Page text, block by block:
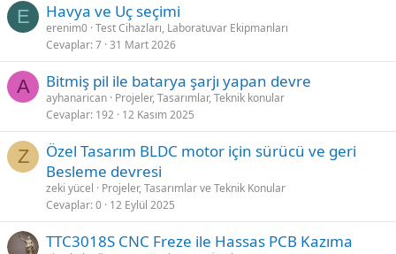
E Havya ve Uç seçimi
erenim0 Test Cihazları, Laboratuvar Ekipmanları
Cevaplar 7 31 Mart 2026
A Bitmiş pil ile batarya şarjı yapan devre
ayhanarican Projeler, Tasarımlar, Teknik konular
Cevaplar 192 12 Kasım 2025
Z
Özel Tasarım BLDC motor için sürücü ve geri
Besleme devresi
zeki yücel
Projeler, Tasarımlar ve Teknik Konular
Cevaplar 0 12 Eylül 2025
TTC3018S CNC Freze ile Hassas PCB Kazıma